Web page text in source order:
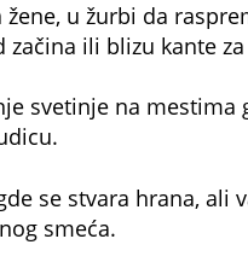
žene, u žurbi da
ili blizu kante
svetinje na
se stvara hrana, ali
smeća.